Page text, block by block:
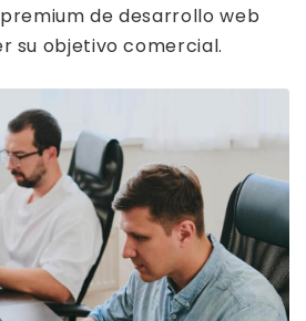
de desarrollo web
su objetivo comercial.